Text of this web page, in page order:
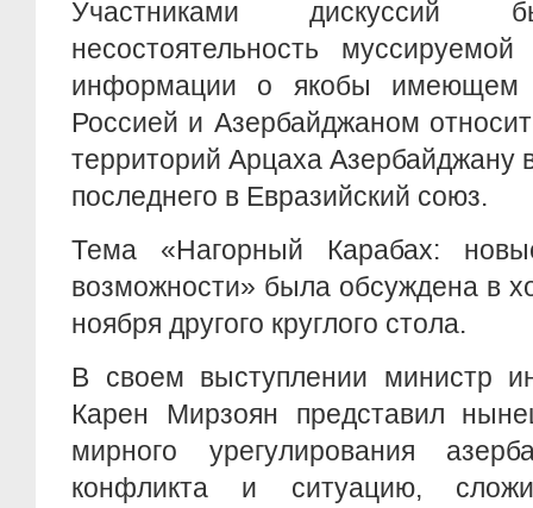
Участниками дискуссий
несостоятельность
информации о якобы имеющем
Россией и Азербайджаном
территорий Арцаха Азербайджану
последнего в Евразийский союз.
Тема «Нагорный Карабах:
возможности» была обсуждена в
ноября другого круглого стола.
В своем выступлении министр
Карен Мирзоян представил
мирного урегулирования
конфликта и ситуацию,